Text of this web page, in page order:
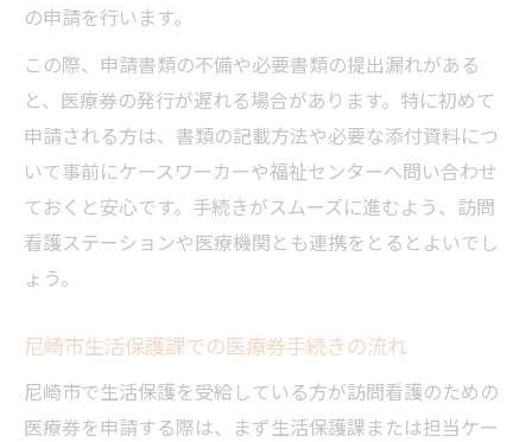
の申請を行います。
この際、申請書類の不備や必要書類の提出漏れがある
と、医療券の発行が遅れる場合があります。特に初めて
申請される方は、書類の記載方法や必要な添付資料につ
いて事前にケースワーカーや福祉センターへ問い合わせ
ておくと安心です。手続きがスムーズに進むよう、訪問
看護ステーションや医療機関とも連携をとるとよいでし
ょう。
尼崎市生活保護課での医療券手続きの流れ
尼崎市で生活保護を受給している方が訪問看護のための
医療券を申請する際は、まず生活保護課または担当ケー